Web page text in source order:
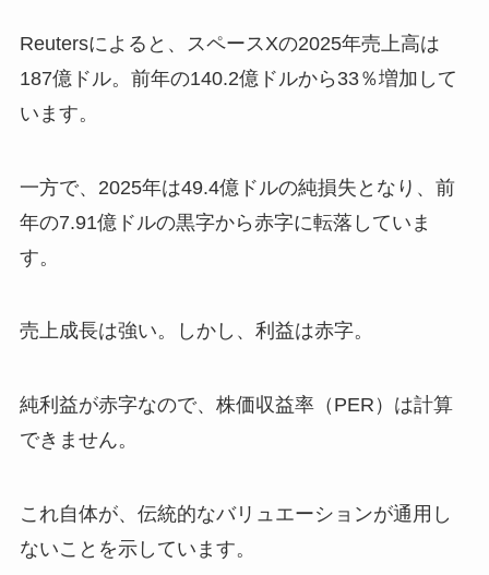
Reutersによると、スペースXの2025年売上高は
187億ドル。前年の140.2億ドルから33％増加して
います。
一方で、2025年は49.4億ドルの純損失となり、前
年の7.91億ドルの黒字から赤字に転落していま
す。
売上成長は強い。しかし、利益は赤字。
純利益が赤字なので、株価収益率（PER）は計算
できません。
これ自体が、伝統的なバリュエーションが通用し
ないことを示しています。